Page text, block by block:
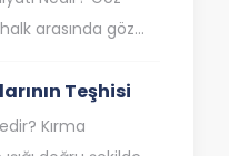
arasında göz
tabaka olan
Teşhisi
Kırma